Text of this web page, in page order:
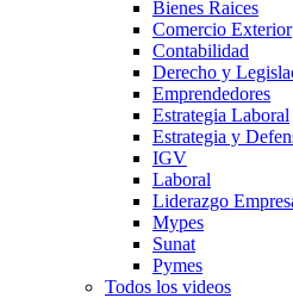
Bienes Raices
Comercio Exterior
Contabilidad
Derecho y
Emprendedores
Estrategia Laboral
Estrategia y
IGV
Laboral
Liderazgo
Mypes
Sunat
Pymes
Todos los videos